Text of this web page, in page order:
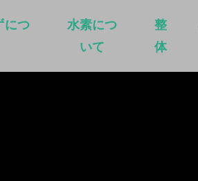
につ
水素につ
いて
整
体